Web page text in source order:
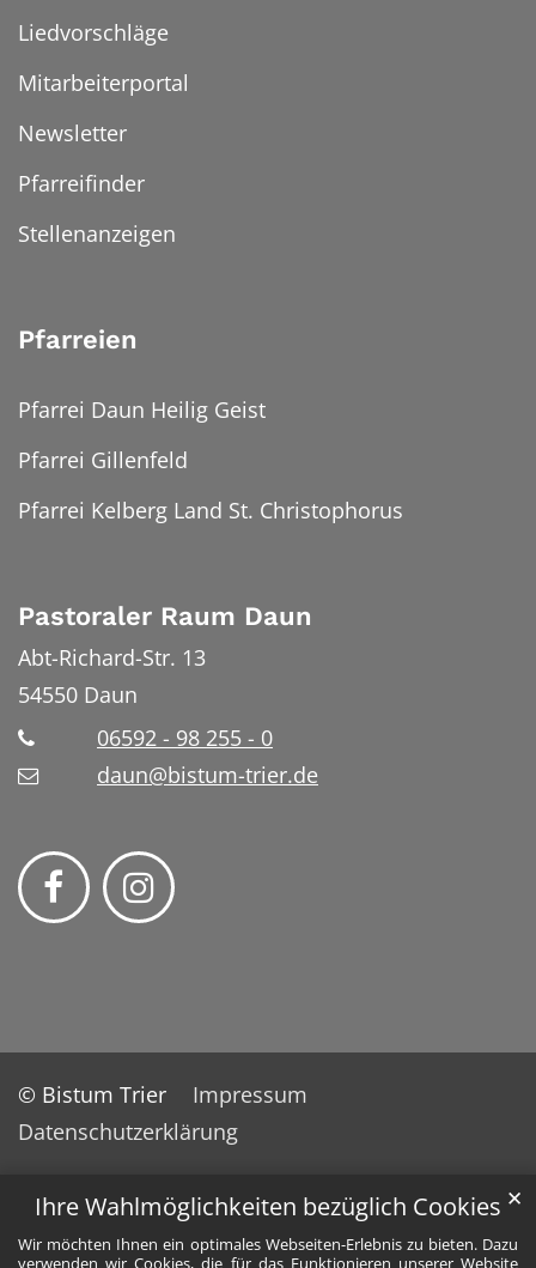
Ihre Wahlmöglichkeiten bezüglich Cookies
Wir möchten Ihnen ein optimales Webseiten-Erlebnis zu bieten. Dazu
verwenden wir Cookies, die für das Funktionieren unserer Website
✕
Liedvorschläge
Mitarbeiterportal
Newsletter
Pfarreifinder
Stellenanzeigen
Pfarreien
Pfarrei Daun Heilig Geist
Pfarrei Gillenfeld
Pfarrei Kelberg Land St. Christophorus
Pastoraler Raum Daun
Abt-Richard-Str. 13
54550 Daun
06592 - 98 255 - 0
daun@bistum-trier.de
© Bistum Trier
Impressum
Datenschutzerklärung